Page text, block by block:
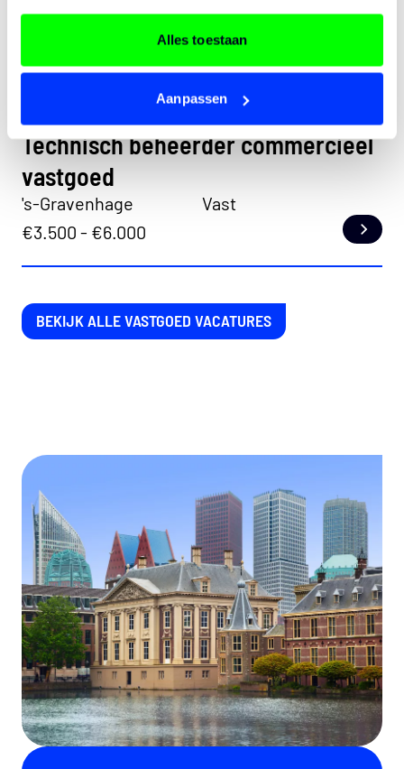
Alles toestaan
Aanpassen
Technisch vastgoedbeheerder
Vast
€3.500 - €5.000
Technisch beheerder commercieel
vastgoed
's-Gravenhage
Vast
€3.500 - €6.000
BEKIJK ALLE VASTGOED VACATURES